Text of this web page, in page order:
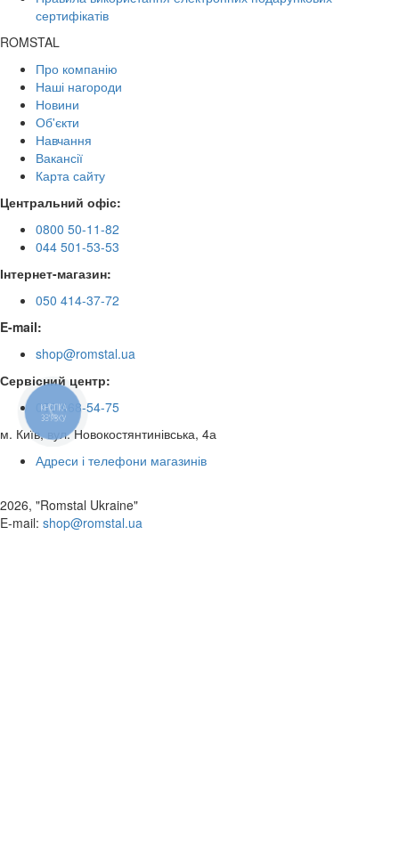
сертифікатів
ROMSTAL
Про компанію
Наші нагороди
Новини
Об'єкти
Навчання
Вакансії
Карта сайту
Центральний офіс:
0800 50-11-82
044 501-53-53
Інтернет-магазин:
050 414-37-72
E-mail:
shop@romstal.ua
Сервісний центр:
050 468-54-75
м. Київ, вул. Новокостянтинівська, 4а
Адреси і телефони магазинів
2026, "Romstal Ukraine"
​E-mail: shop@romstal.ua
КНОПКА
ЗВ'ЯЗКУ